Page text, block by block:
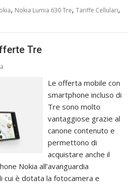
, Nokia Lumia 630 Tre,Tariffe Cellulari,
Tre
Le offerta mobile con
smartphone incluso di
Tre sono molto
vantaggiose grazie al
canone contenuto e
permettono di
acquistare anche il
Nokia all’avanguardia
è dotata la fotocamera e